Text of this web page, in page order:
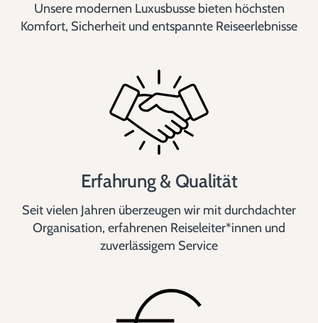
Unsere modernen Luxusbusse bieten höchsten
Komfort, Sicherheit und entspannte Reiseerlebnisse
Erfahrung & Qualität
Seit vielen Jahren überzeugen wir mit durchdachter
Organisation, erfahrenen Reiseleiter*innen und
zuverlässigem Service